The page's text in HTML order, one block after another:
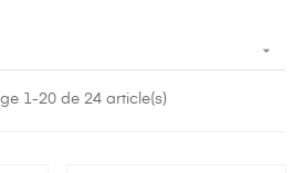

1-20 de 24 article(s)